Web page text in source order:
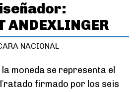
ANDEXLINGER
NACIONAL
moneda se representa el
firmado por los seis